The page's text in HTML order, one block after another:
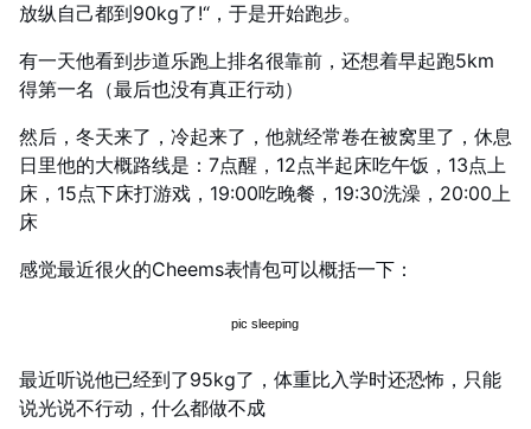
放纵自己都到90kg了!“，于是开始跑步。
有一天他看到步道乐跑上排名很靠前，还想着早起跑5km
得第一名（最后也没有真正行动）
然后，冬天来了，冷起来了，他就经常卷在被窝里了，休息
日里他的大概路线是：7点醒，12点半起床吃午饭，13点上
床，15点下床打游戏，19:00吃晚餐，19:30洗澡，20:00上
床
感觉最近很火的Cheems表情包可以概括一下：
最近听说他已经到了95kg了，体重比入学时还恐怖，只能
说光说不行动，什么都做不成